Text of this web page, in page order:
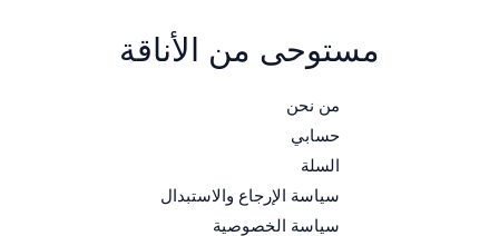
مستوحى من الأناقة
من نحن
حسابي
السلة
سياسة الإرجاع والاستبدال
سياسة الخصوصية